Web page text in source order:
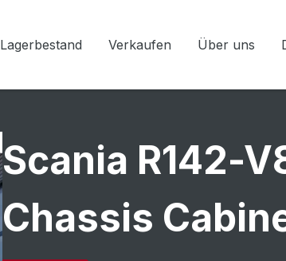
Lagerbestand Verkaufen Über uns
Scania R142-
Chassis